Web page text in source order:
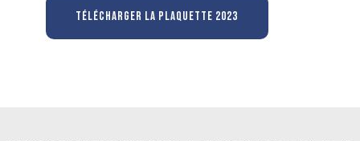
TÉLÉCHARGER LA PLAQUETTE 2023